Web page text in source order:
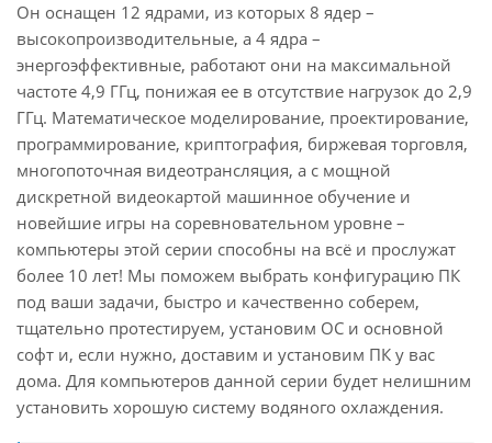
Он оснащен 12 ядрами, из которых 8 ядер –
высокопроизводительные, а 4 ядра –
энергоэффективные, работают они на максимальной
частоте 4,9 ГГц, понижая ее в отсутствие нагрузок до 2,9
ГГц. Математическое моделирование, проектирование,
программирование, криптография, биржевая торговля,
многопоточная видеотрансляция, а с мощной
дискретной видеокартой машинное обучение и
новейшие игры на соревновательном уровне –
компьютеры этой серии способны на всё и прослужат
более 10 лет! Мы поможем выбрать конфигурацию ПК
под ваши задачи, быстро и качественно соберем,
тщательно протестируем, установим ОС и основной
софт и, если нужно, доставим и установим ПК у вас
дома. Для компьютеров данной серии будет нелишним
установить хорошую систему водяного охлаждения.